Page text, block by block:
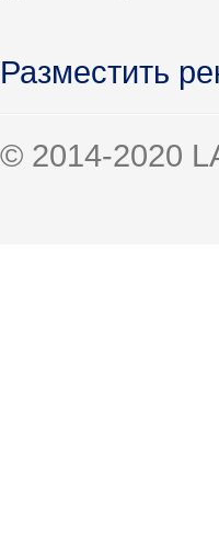
Разместить
© 2014-2020